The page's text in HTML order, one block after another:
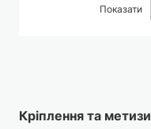
Показати
Кріплення та метизи